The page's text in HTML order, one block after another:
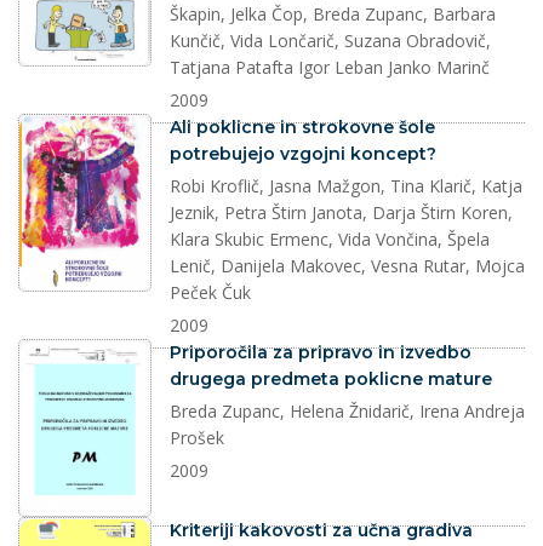
Škapin, Jelka Čop, Breda Zupanc, Barbara
Kunčič, Vida Lončarič, Suzana Obradovič,
Tatjana Patafta Igor Leban Janko Marinč
2009
dokument
Ali poklicne in strokovne šole
potrebujejo vzgojni koncept?
Robi Kroflič, Jasna Mažgon, Tina Klarič, Katja
Jeznik, Petra Štirn Janota, Darja Štirn Koren,
Klara Skubic Ermenc, Vida Vončina, Špela
Lenič, Danijela Makovec, Vesna Rutar, Mojca
Peček Čuk
2009
dokument
Priporočila za pripravo in izvedbo
drugega predmeta poklicne mature
Breda Zupanc, Helena Žnidarič, Irena Andreja
Prošek
2009
dokument
Kriteriji kakovosti za učna gradiva